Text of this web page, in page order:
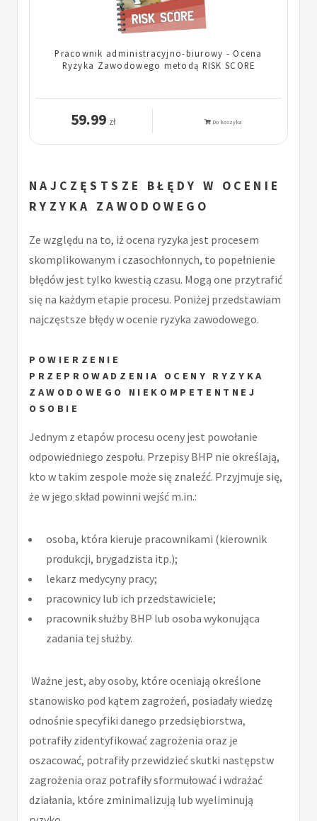
Pracownik administracyjno-biurowy - Ocena
Ryzyka Zawodowego metodą RISK SCORE
59.99 zł Do koszyka
NAJCZĘSTSZE BŁĘDY W OCENIE
RYZYKA ZAWODOWEGO
Ze względu na to, iż ocena ryzyka jest procesem
skomplikowanym i czasochłonnych, to popełnienie
błędów jest tylko kwestią czasu. Mogą one przytrafić
się na każdym etapie procesu. Poniżej przedstawiam
najczęstsze błędy w ocenie ryzyka zawodowego.
POWIERZENIE
PRZEPROWADZENIA
OCENY RYZYKA
ZAWODOWEGO NIEKOMPETENTNEJ
OSOBIE
Jednym z etapów procesu oceny jest powołanie
odpowiedniego zespołu. Przepisy BHP nie określają,
kto w takim zespole może się znaleźć. Przyjmuje się,
że w jego skład powinni wejść m.in.:
osoba, która kieruje pracownikami (kierownik
produkcji, brygadzista itp.);
lekarz medycyny pracy;
pracownicy lub ich przedstawiciele;
pracownik służby BHP lub osoba wykonująca
zadania tej służby.
Ważne jest, aby osoby, które oceniają określone
stanowisko pod kątem zagrożeń, posiadały wiedzę
odnośnie specyfiki danego przedsiębiorstwa,
potrafiły zidentyfikować zagrożenia oraz je
oszacować, potrafiły przewidzieć skutki następstw
zagrożenia oraz potrafiły sformułować i wdrażać
działania, które zminimalizują lub wyeliminują